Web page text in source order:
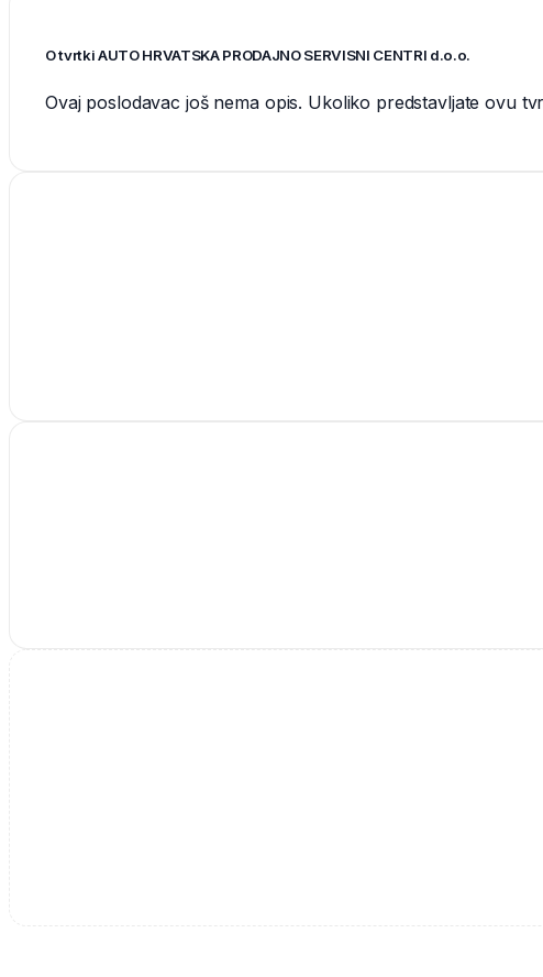
O tvrtki AUTO HRVATSKA PRODAJNO SERVISNI CENTRI d.o.o.
Ovaj poslodavac još nema opis. Ukoliko predstavljate ovu